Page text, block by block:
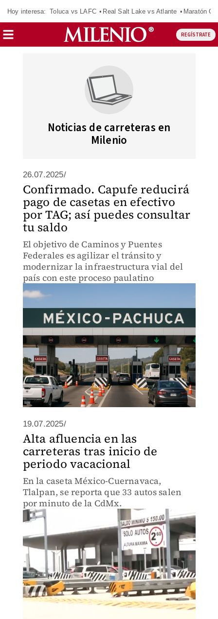
Hoy interesa: Toluca vs LAFC Real Salt Lake vs Atlante Maratón
REGÍSTRATE
Noticias de carreteras en
Milenio
26.07.2025/
Confirmado. Capufe reducirá
pago de casetas en efectivo
por TAG; así puedes consultar
tu saldo
El objetivo de Caminos y Puentes
Federales es agilizar el tránsito y
modernizar la infraestructura vial del
país con este proceso paulatino
19.07.2025/
Alta afluencia en las
carreteras tras inicio de
periodo vacacional
En la caseta México-Cuernavaca,
Tlalpan, se reporta que 33 autos salen
por minuto de la CdMx.